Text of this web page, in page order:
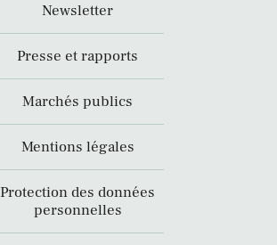
Newsletter
Presse et rapports
Marchés publics
Mentions légales
Protection des données
personnelles